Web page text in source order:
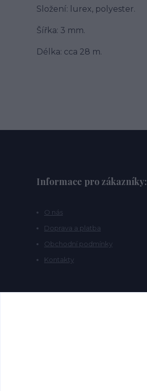
Složení: lurex, polyester.
Šířka: 3 mm.
Délka: cca 28 m.
Informace pro zákazníky:
O nás
Doprava a platba
Obchodní podmínky
Kontakty